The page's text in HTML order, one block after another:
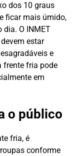
dos 10 graus
ficar mais úmido,
dia. O INMET
estar
e
frente fria pode
em
o público
fria, é
conforme